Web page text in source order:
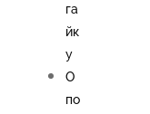
га
йк
у
О
по